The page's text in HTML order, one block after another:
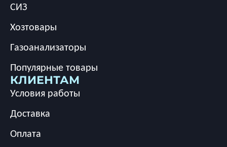
СИЗ
Хозтовары
Газоанализаторы
Популярные товары
КЛИЕНТАМ
Условия работы
Доставка
Оплата